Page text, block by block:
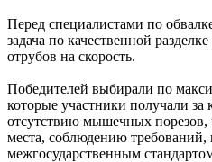
Перед специалистами по
задача по качественной
отрубов на скорость.
Победителей выбирали по
которые участники получали за
отсутствию мышечных порезов,
места, соблюдению
межгосударственным